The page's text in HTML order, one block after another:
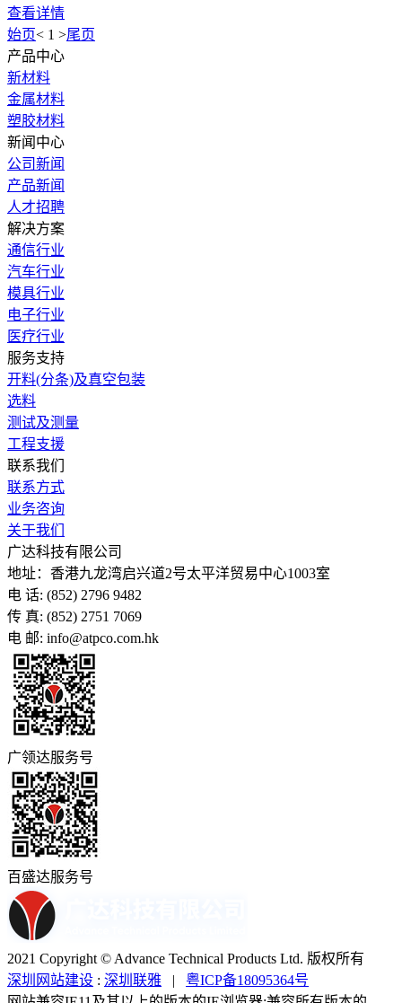
查看详情
始页< 1 >尾页
产品中心
新材料
金属材料
塑胶材料
新闻中心
公司新闻
产品新闻
人才招聘
解决方案
通信行业
汽车行业
模具行业
电子行业
医疗行业
服务支持
开料(分条)及真空包装
选料
测试及测量
工程支援
联系我们
联系方式
业务咨询
关于我们
广达科技有限公司
地址：香港九龙湾启兴道2号太平洋贸易中心1003室
电 话: (852) 2796 9482
传 真: (852) 2751 7069
电 邮: info@atpco.com.hk
广领达服务号
百盛达服务号
2021 Copyright © Advance Technical Products Ltd. 版权所有
深圳网站建设 : 深圳联雅 |
粤ICP备18095364号